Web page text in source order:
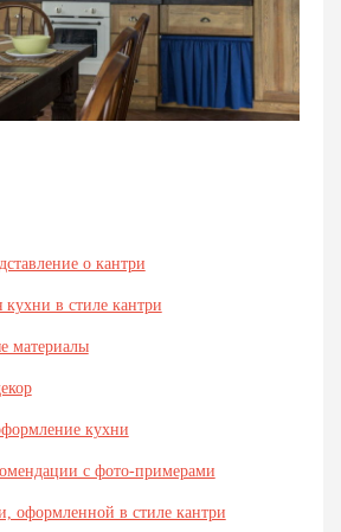
о кантри
кухни в стиле кантри
материалы
кухни
с фото-примерами
оформленной в стиле кантри